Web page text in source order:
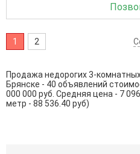
1 2
Продажа недорогих 3-
Брянске - 40 объявлений
000 000 руб. Средняя цена - 7
метр - 88 536.40 руб)